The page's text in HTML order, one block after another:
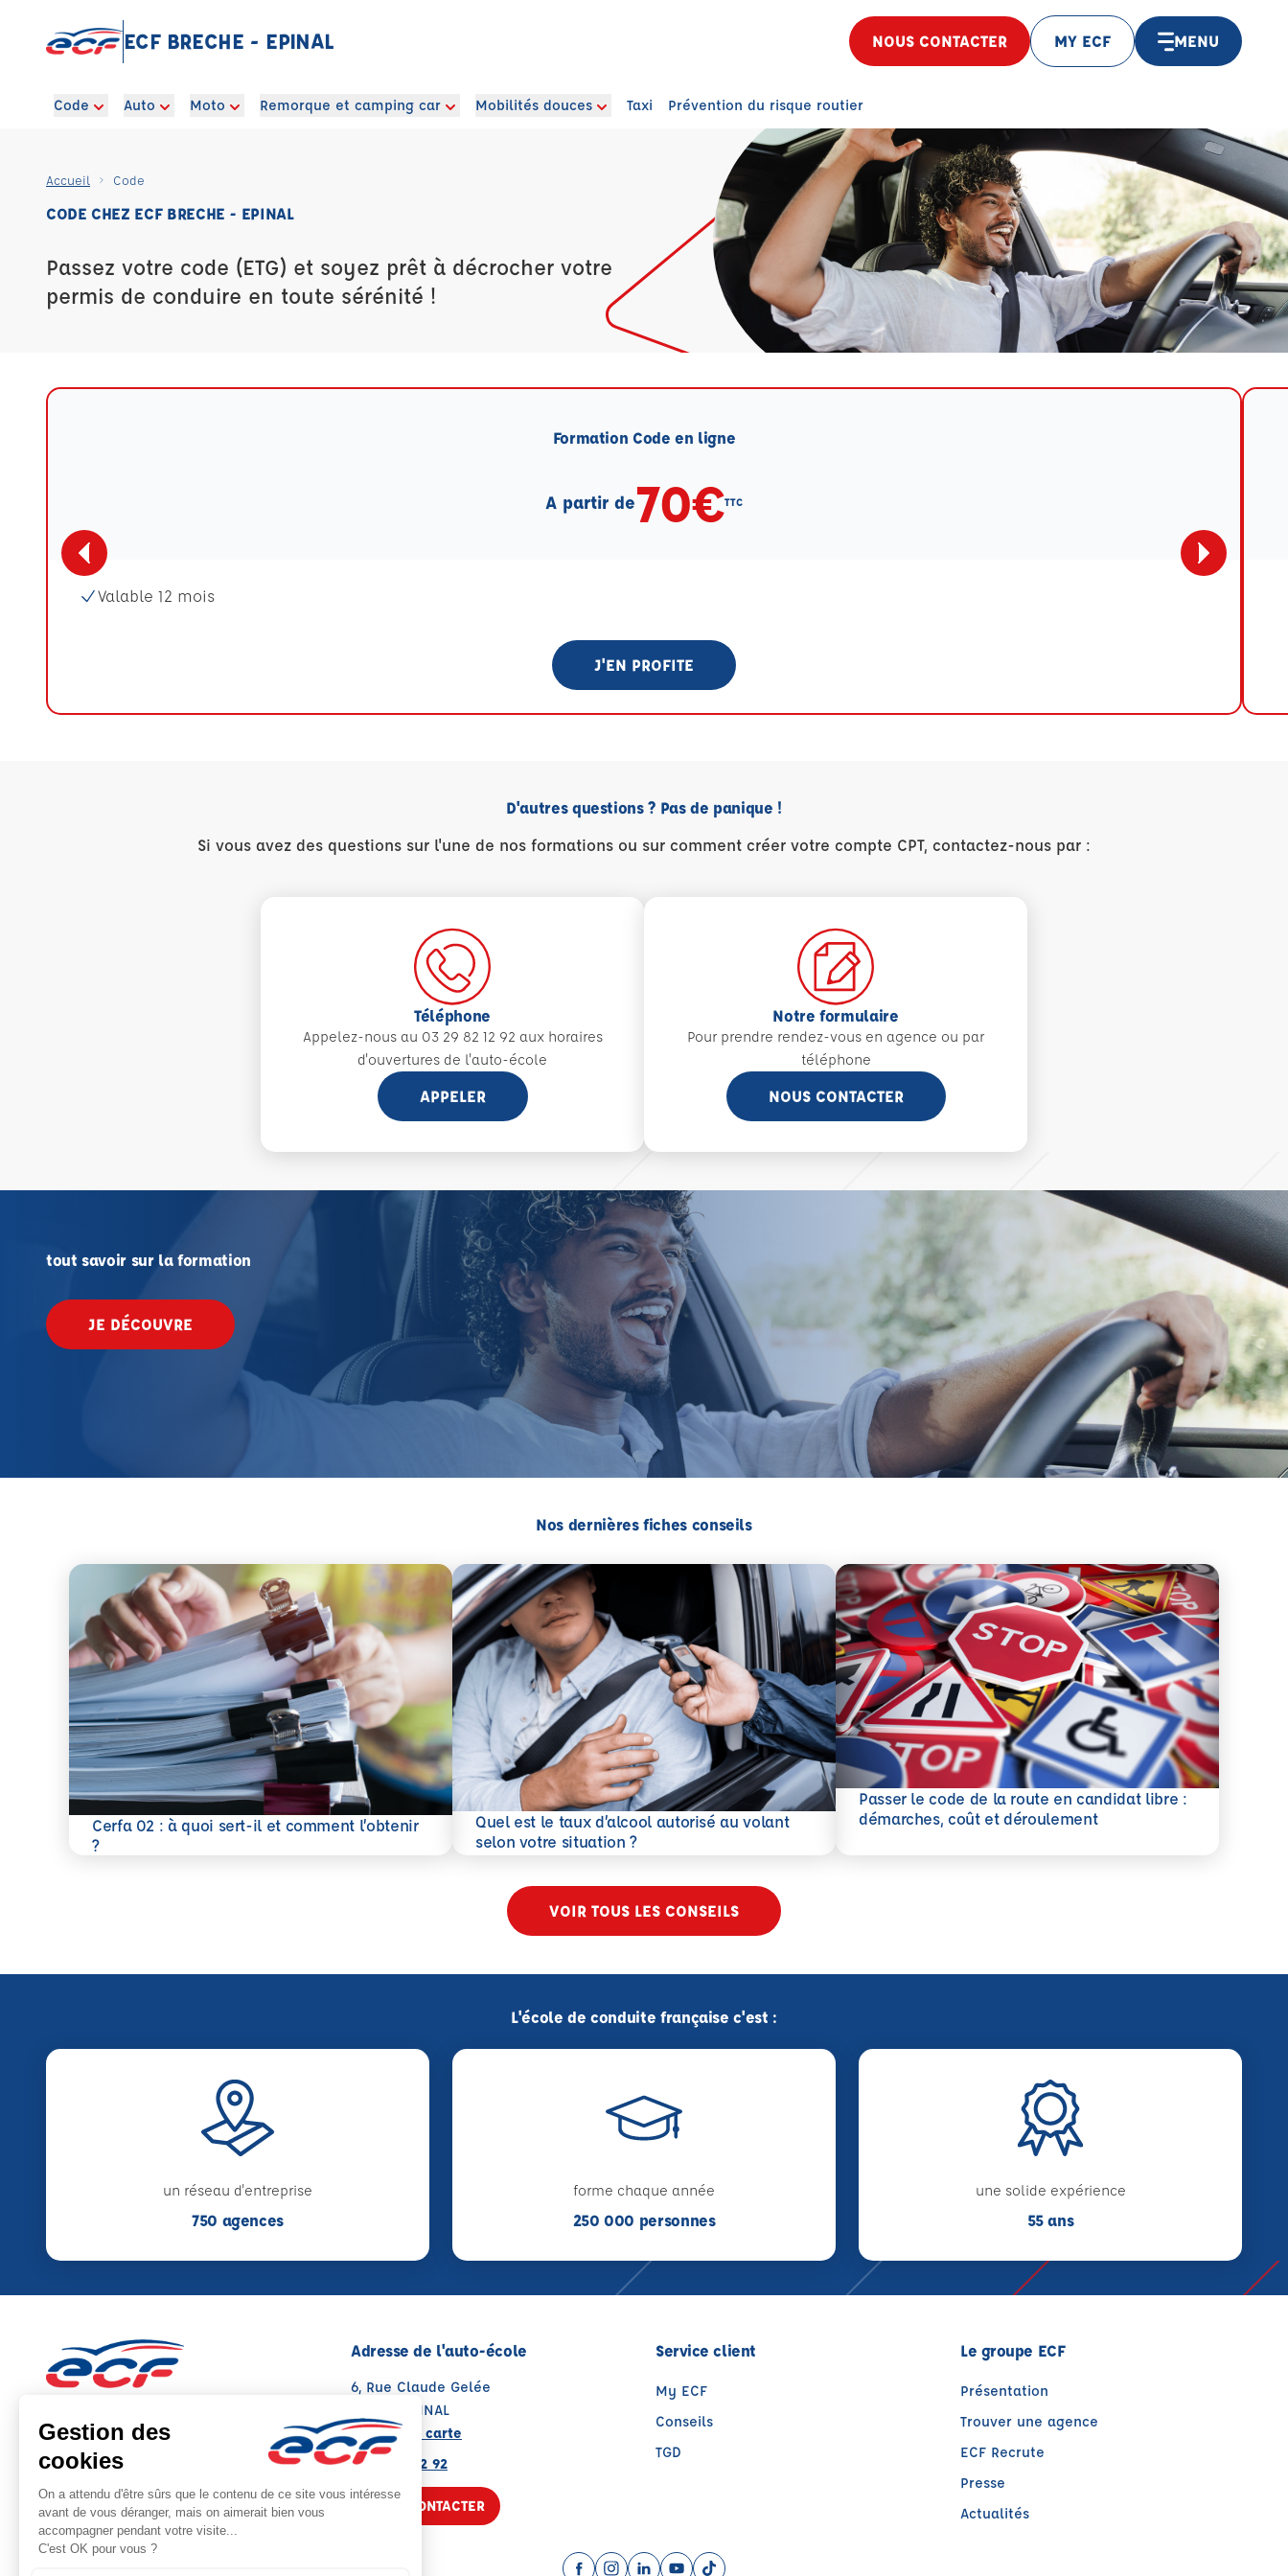
ECF BRECHE - EPINAL NOUS CONTACTER MY ECF MENU
Code Auto Moto Remorque et camping car Mobilités douces Taxi Prévention du risque routier
Accueil Code
CODE CHEZ ECF BRECHE - EPINAL
Passez votre code (ETG) et soyez prêt à décrocher votre
permis de conduire en toute sérénité !
Formation Code en ligne
A partir de70€TTC
Valable 12 mois
J'EN PROFITE
D'autres questions ? Pas de panique !
Si vous avez des questions sur l'une de nos formations ou sur comment créer votre compte CPT, contactez-nous par :
Téléphone
Appelez-nous au 03 29 82 12 92 aux horaires
d'ouvertures de l'auto-école
APPELER
Notre formulaire
Pour prendre rendez-vous en agence ou par
téléphone
NOUS CONTACTER
tout savoir sur la formation
JE DÉCOUVRE
Nos dernières fiches conseils
Cerfa 02 : à quoi sert-il et comment l’obtenir
?
En savoir plus
Quel est le taux d’alcool autorisé au volant
selon votre situation ?
En savoir plus
Passer le code de la route en candidat libre :
démarches, coût et déroulement
En savoir plus
VOIR TOUS LES CONSEILS
L'école de conduite française c'est :
un réseau d'entreprise
750 agences
forme chaque année
250 000 personnes
une solide expérience
55 ans
Adresse de l'auto-école
6, Rue Claude Gelée
88000 EPINAL
Voir sur la carte
03 29 82 12 92
NOUS CONTACTER
Service client
My ECF
Conseils
TGD
Le groupe ECF
Présentation
Trouver une agence
ECF Recrute
Presse
Actualités